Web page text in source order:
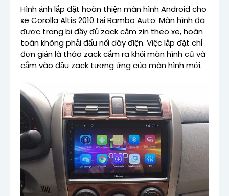
Hình ảnh lắp đặt hoàn thiện màn hình Android cho
xe Corolla Altis 2010 tại Rambo Auto. Màn hình đã
được trang bị đầy đủ zack cắm zin theo xe, hoàn
toàn không phải đấu nối dây điện. Việc lắp đặt chỉ
đơn giản là tháo zack cắm ra khỏi màn hình cũ và
cắm vào đầu zack tương ứng của màn hình mới.